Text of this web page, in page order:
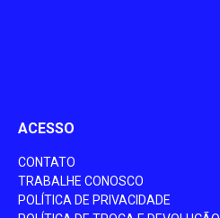
ACESSO
CONTATO
TRABALHE CONOSCO
POLÍTICA DE PRIVACIDADE